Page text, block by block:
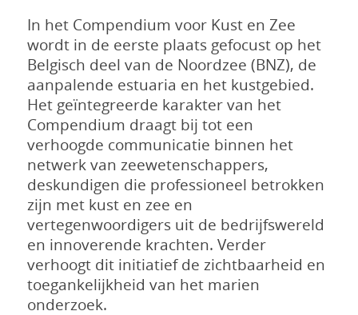
In het Compendium voor Kust en Zee
wordt in de eerste plaats gefocust op het
Belgisch deel van de Noordzee (BNZ), de
aanpalende estuaria en het kustgebied.
Het geïntegreerde karakter van het
Compendium draagt bij tot een
verhoogde communicatie binnen het
netwerk van zeewetenschappers,
deskundigen die professioneel betrokken
zijn met kust en zee en
vertegenwoordigers uit de bedrijfswereld
en innoverende krachten. Verder
verhoogt dit initiatief de zichtbaarheid en
toegankelijkheid van het marien
onderzoek.